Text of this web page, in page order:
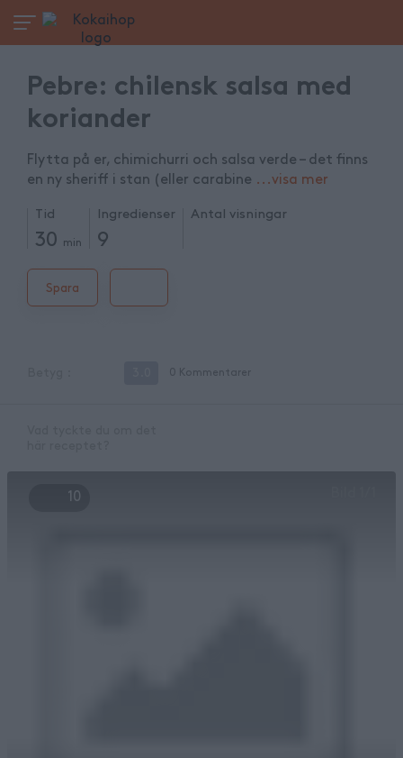
Pebre: chilensk salsa med
koriander
Flytta på er, chimichurri och salsa verde – det finns
en ny sheriff i stan (eller carabine ...visa mer
Tid
30 min
Ingredienser
9
Antal visningar
Spara
Kommentarer
10